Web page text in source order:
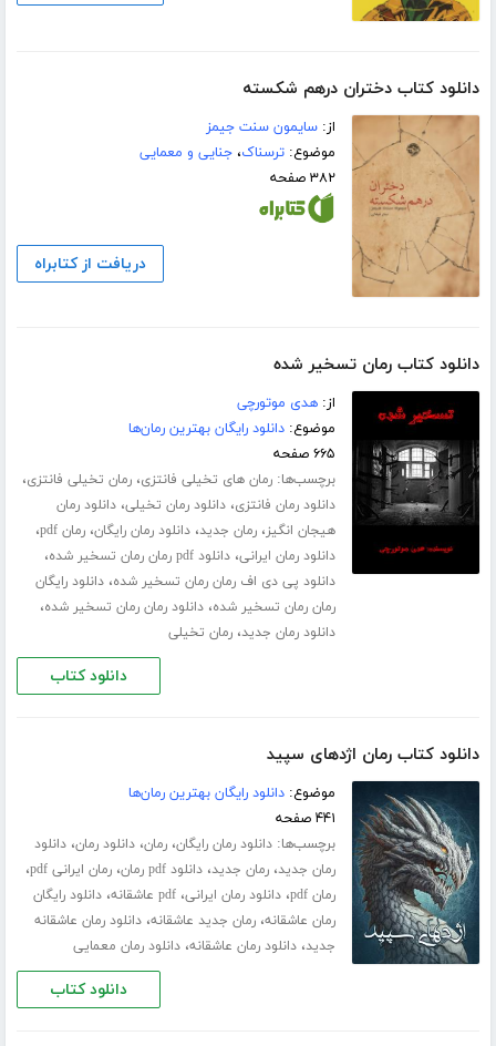
دانلود کتاب دختران درهم شکسته
از:سایمون سنت جیمز
موضوع:ترسناک،جنایی و معمایی
۳۸۲ صفحه
دریافت از کتابراه
دانلود کتاب رمان تسخیر شده
از:هدی موتورچی
موضوع:دانلود رایگان بهترین رمان‌ها
۶۶۵ صفحه
برچسب‌ها:رمان های تخیلی فانتزی،رمان تخیلی فانتزی،
دانلود رمان فانتزی،دانلود رمان تخیلی،دانلود رمان
هیجان انگیز،رمان جدید،دانلود رمان رایگان،رمان pdf ،
دانلود رمان ایرانی،دانلود pdf رمان رمان تسخیر شده ،
دانلود پی دی اف رمان رمان تسخیر شده،دانلود رایگان
رمان رمان تسخیر شده،دانلود رمان رمان تسخیر شده،
دانلود رمان جدید،رمان تخیلی
دانلود کتاب
دانلود کتاب رمان اژدهای سپید
موضوع:دانلود رایگان بهترین رمان‌ها
۴۴۱ صفحه
برچسب‌ها:دانلود رمان رایگان،رمان،دانلود رمان،دانلود
رمان جدید،رمان جدید،دانلود pdf رمان ،رمان ایرانی pdf ،
رمان pdf ،دانلود رمان ایرانی،pdf عاشقانه ،دانلود رایگان
رمان عاشقانه،رمان جدید عاشقانه،دانلود رمان عاشقانه
جدید،دانلود رمان عاشقانه،دانلود رمان معمایی
دانلود کتاب